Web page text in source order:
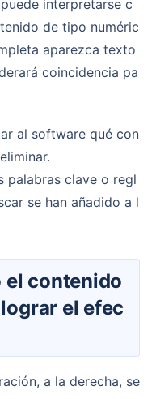
interpretarse c
de tipo numéric
aparezca texto
coincidencia pa
al software qué con
palabras clave o regl
se han añadido a l
el efec